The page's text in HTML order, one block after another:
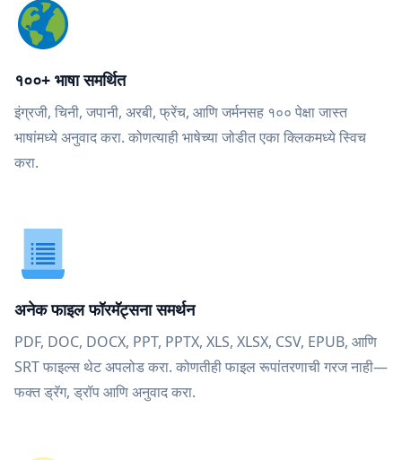
१००+ भाषा समर्थित
इंग्रजी, चिनी, जपानी, अरबी, फ्रेंच, आणि जर्मनसह १०० पेक्षा जास्त
भाषांमध्ये अनुवाद करा. कोणत्याही भाषेच्या जोडीत एका क्लिकमध्ये स्विच
करा.
अनेक फाइल फॉरमॅट्सना समर्थन
PDF, DOC, DOCX, PPT, PPTX, XLS, XLSX, CSV, EPUB, आणि
SRT फाइल्स थेट अपलोड करा. कोणतीही फाइल रूपांतरणाची गरज नाही—
फक्त ड्रॅग, ड्रॉप आणि अनुवाद करा.